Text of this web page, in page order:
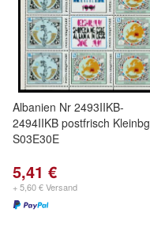
Albanien Nr 2493IIKB-
2494IIKB postfrisch Kleinbg
S03E30E
5,41 €
+ 5,60 € Versand